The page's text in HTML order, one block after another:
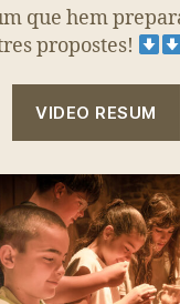
que hem
propostes!
VIDEO RESUM